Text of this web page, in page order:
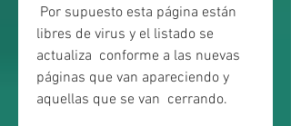
libres de virus y el listado se
actualiza  conforme a las nuevas
páginas que van apareciendo y
aquellas que se van  cerrando.